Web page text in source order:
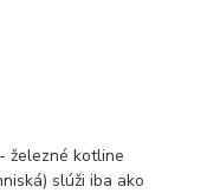
železné kotline
slúži iba ako